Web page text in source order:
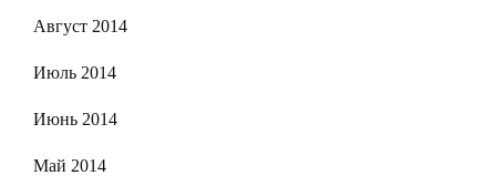
Август 2014
Июль 2014
Июнь 2014
Май 2014